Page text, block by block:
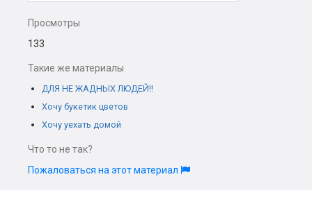
Просмотры
133
Такие же материалы
ДЛЯ НЕ ЖАДНЫХ ЛЮДЕЙ!!
Хочу букетик цветов
Хочу уехать домой
Что то не так?
Пожаловаться на этот материал